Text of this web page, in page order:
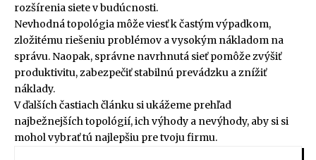
rozšírenia siete v budúcnosti.
Nevhodná topológia môže viesť k častým výpadkom,
zložitému riešeniu problémov a vysokým nákladom na
správu. Naopak, správne navrhnutá sieť pomôže zvýšiť
produktivitu, zabezpečiť stabilnú prevádzku a znížiť
náklady.
V ďalších častiach článku si ukážeme prehľad
najbežnejších topológií, ich výhody a nevýhody, aby si si
mohol vybrať tú najlepšiu pre tvoju firmu.